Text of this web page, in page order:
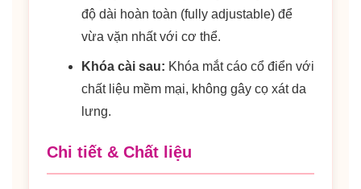
độ dài hoàn toàn (fully adjustable) để
vừa vặn nhất với cơ thể.
Khóa cài sau: Khóa mắt cáo cổ điển với
chất liệu mềm mại, không gây cọ xát da
lưng.
Chi tiết & Chất liệu